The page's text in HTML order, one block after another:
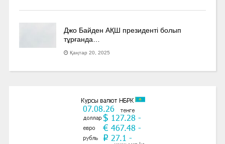
Джо Байден АҚШ президенті болып
тұрғанда…
Қаңтар 20, 2025